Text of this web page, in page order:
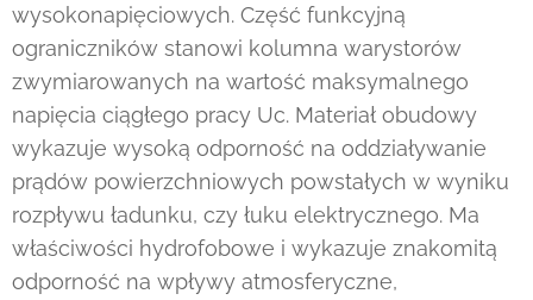
wysokonapięciowych. Część funkcyjną
ograniczników stanowi kolumna warystorów
zwymiarowanych na wartość maksymalnego
napięcia ciągłego pracy Uc. Materiał obudowy
wykazuje wysoką odporność na oddziaływanie
prądów powierzchniowych powstałych w wyniku
rozpływu ładunku, czy łuku elektrycznego. Ma
właściwości hydrofobowe i wykazuje znakomitą
odporność na wpływy atmosferyczne,